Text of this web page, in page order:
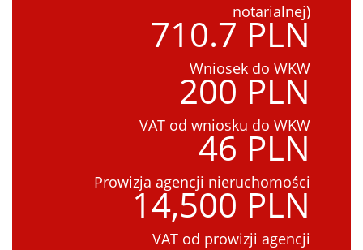
notarialnej)
710.7 PLN
Wniosek do WKW
200 PLN
VAT od wniosku do WKW
46 PLN
Prowizja agencji nieruchomości
14,500 PLN
VAT od prowizji agencji